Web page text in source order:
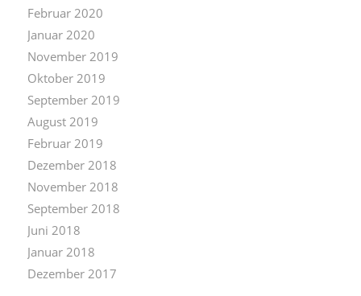
Februar 2020
Januar 2020
November 2019
Oktober 2019
September 2019
August 2019
Februar 2019
Dezember 2018
November 2018
September 2018
Juni 2018
Januar 2018
Dezember 2017